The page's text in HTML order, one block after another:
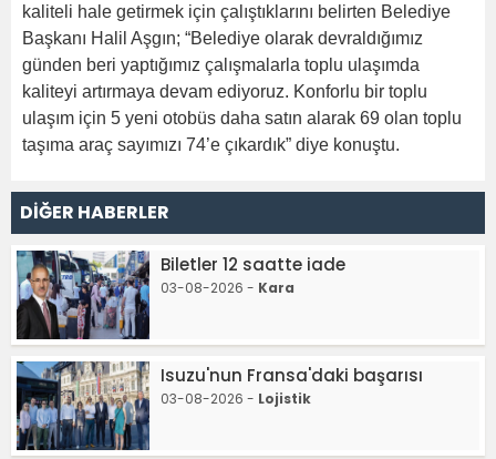
kaliteli hale getirmek için çalıştıklarını belirten Belediye
Başkanı Halil Aşgın; “Belediye olarak devraldığımız
günden beri yaptığımız çalışmalarla toplu ulaşımda
kaliteyi artırmaya devam ediyoruz. Konforlu bir toplu
ulaşım için 5 yeni otobüs daha satın alarak 69 olan toplu
taşıma araç sayımızı 74’e çıkardık” diye konuştu.
DİĞER HABERLER
Biletler 12 saatte iade
03-08-2026 - Kara
Isuzu'nun Fransa'daki başarısı
03-08-2026 - Lojistik